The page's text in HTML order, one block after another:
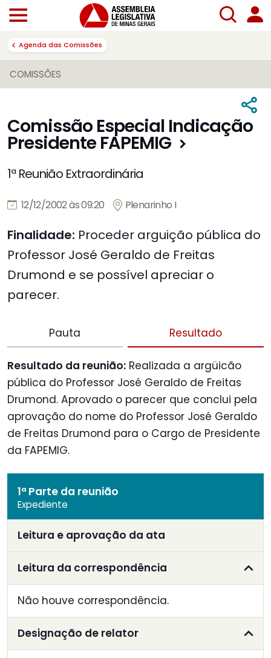
Agenda das Comissões
COMISSÕES
Comissão Especial Indicação
Presidente FAPEMIG
1ª Reunião Extraordinária
12/12/2002 às 09:20 Plenarinho I
Finalidade: Proceder arguição pública do
Professor José Geraldo de Freitas
Drumond e se possível apreciar o
parecer.
Pauta Resultado
Resultado da reunião: Realizada a argüicão
pública do Professor José Geraldo de Freitas
Drumond. Aprovado o parecer que conclui pela
aprovação do nome do Professor José Geraldo
de Freitas Drumond para o Cargo de Presidente
da FAPEMIG.
1ª Parte da reunião
Expediente
Leitura e aprovação da ata
Leitura da correspondência
Não houve correspondência.
Designação de relator